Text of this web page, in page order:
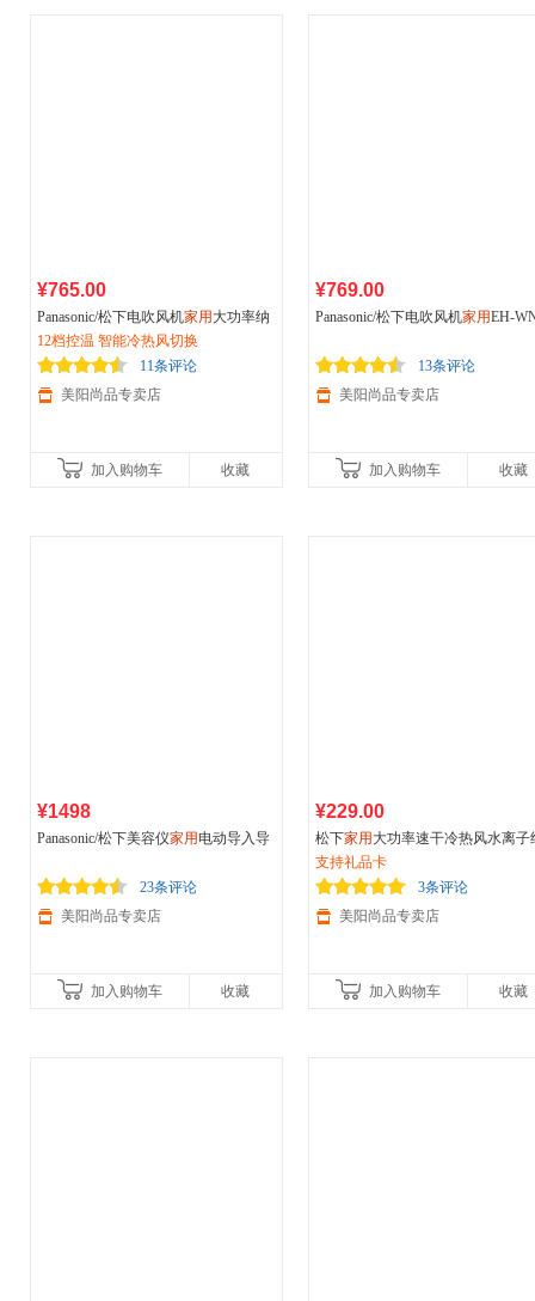
¥765.00
Panasonic/松下电吹风机家用 大功率纳
米水离子风筒冷热风EH-WNA8A
12档控温 智能冷热风切换
11条评论
美阳尚品专卖店
加入购物车 收藏
¥769.00
Panasonic/松下电吹风机家用EH-
多功能造型风嘴
13条评论
美阳尚品专卖店
加入购物车 收藏
¥1498
Panasonic/松下美容仪家用 电动导入导
23条评论
美阳尚品专卖店
加入购物车 收藏
¥229.00
松下家用 大功率速干冷热风水离子
诺怡电吹风机EH-MNA3E/JNA3E
支持礼品卡
3条评论
美阳尚品专卖店
加入购物车 收藏